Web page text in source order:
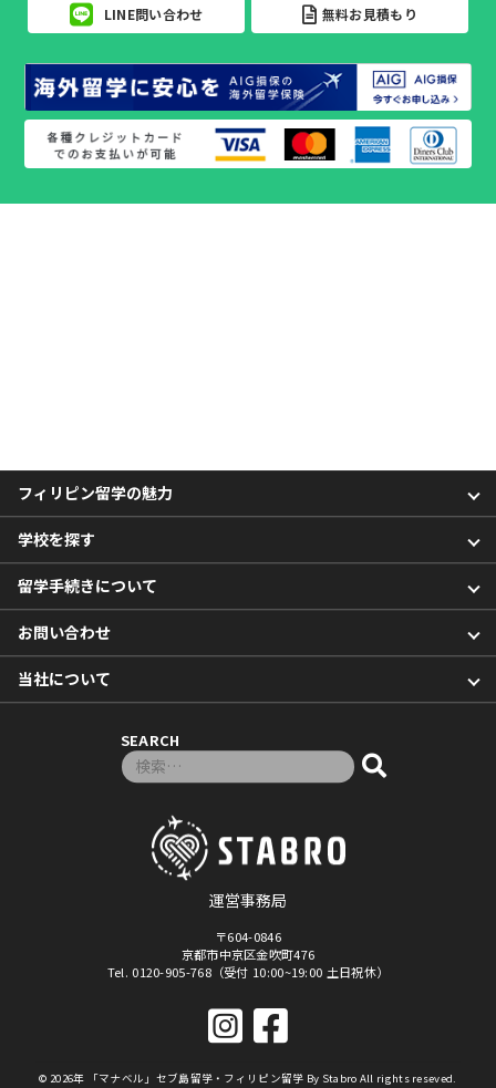
LINE問い合わせ 無料お見積もり
フィリピン留学の魅力
学校を探す
留学手続きについて
お問い合わせ
当社について
SEARCH
検索対象:
運営事務局
〒604-0846
京都市中京区金吹町476
Tel. 0120-905-768（受付 10:00~19:00 土日祝休）
© 2026年 「マナベル」セブ島留学・フィリピン留学 By Stabro All rights reseved.